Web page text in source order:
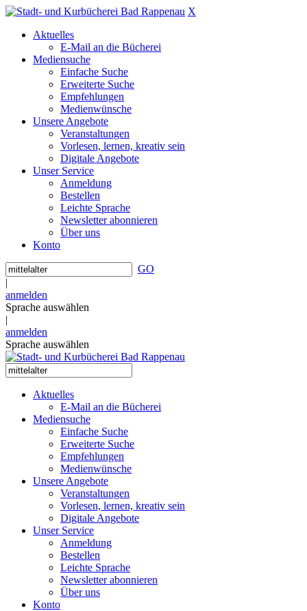
X
Aktuelles
E-Mail an die Bücherei
Mediensuche
Einfache Suche
Erweiterte Suche
Empfehlungen
Medienwünsche
Unsere Angebote
Veranstaltungen
Vorlesen, lernen, kreativ sein
Digitale Angebote
Unser Service
Anmeldung
Bestellen
Leichte Sprache
Newsletter abonnieren
Über uns
Konto
GO
|
anmelden
Sprache auswählen
|
anmelden
Sprache auswählen
Aktuelles
E-Mail an die Bücherei
Mediensuche
Einfache Suche
Erweiterte Suche
Empfehlungen
Medienwünsche
Unsere Angebote
Veranstaltungen
Vorlesen, lernen, kreativ sein
Digitale Angebote
Unser Service
Anmeldung
Bestellen
Leichte Sprache
Newsletter abonnieren
Über uns
Konto